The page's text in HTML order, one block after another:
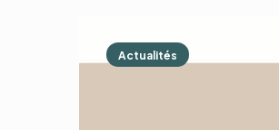
Actualités